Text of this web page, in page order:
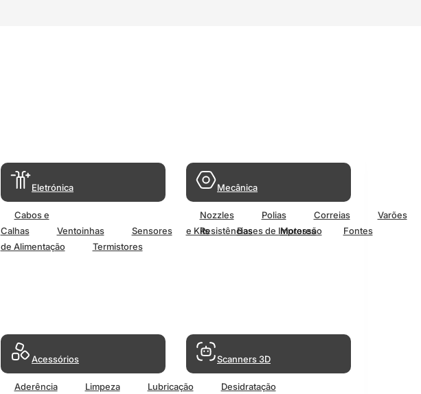
Eletrónica
Cabos e
Calhas
Ventoinhas Sensores Resistências Motores
Fontes
de Alimentação
Termistores
Mecânica
Nozzles Polias Correias
Varões
e Kits
Bases de Impressão
Acessórios
Aderência Limpeza Lubricação
Desidratação
Scanners 3D